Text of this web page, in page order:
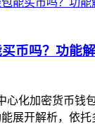
币吗？功能
心化加密货币钱
展开解析，依